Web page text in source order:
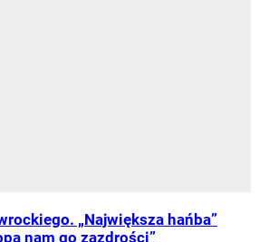
„Największa hańba”
nam go zazdrości”